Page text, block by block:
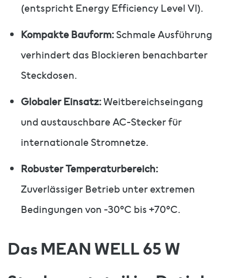
(entspricht Energy Efficiency Level VI).
Kompakte Bauform:Schmale Ausführung
verhindert das Blockieren benachbarter
Steckdosen.
Globaler Einsatz:Weitbereichseingang
und austauschbare AC-Stecker für
internationale Stromnetze.
Robuster Temperaturbereich:
Zuverlässiger Betrieb unter extremen
Bedingungen von -30°C bis +70°C.
Das MEAN WELL 65 W